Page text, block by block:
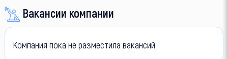
Вакансии компании
Компания пока не разместила вакансий